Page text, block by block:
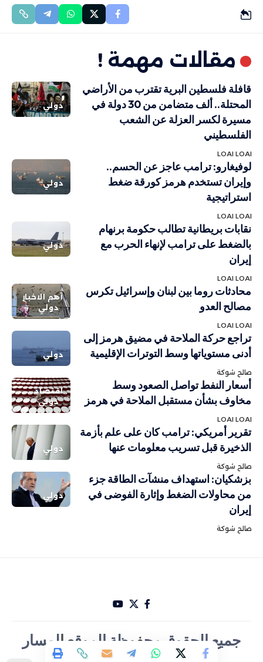
مقالات مهمة !
دولي
قافلة فلسطين البرية تقترب من الأراضي
المحتلة.. ألف متضامن من 30 دولة في
مسيرة لكسر العزلة عن الشعب
الفلسطيني
LOAI LOAI
دولي
لوفيغارو: ترامب عاجز عن الحسم..
وإيران تستخدم هرمز كورقة ضغط
استراتيجية
LOAI LOAI
دولي
نقابات بريطانية تطالب حكومة برنهام
بالضغط على ترامب لإنهاء الحرب مع
إيران
LOAI LOAI
أهم الاخبار
دولي
محادثات روما بين لبنان وإسرائيل تكرس
مصالح العدو
LOAI LOAI
دولي
تراجع حركة الملاحة في مضيق هرمز إلى
أدنى مستوياتها وسط التوترات الإقليمية
صالح شوكة
اقتصاد
دولي
أسعار النفط تواصل الصعود وسط
مخاوف بشأن مستقبل الملاحة في هرمز
LOAI LOAI
دولي
تقرير أمريكي: ترامب كان على علم بأزمة
الذخيرة قبل تسريب معلومات عنها
صالح شوكة
دولي
بزشكيان: استهداف منشآت الطاقة جزء
من محاولات الضغط وإثارة الفوضى في
إيران
صالح شوكة
جميع الحقوق محف وظة الموقع المسار